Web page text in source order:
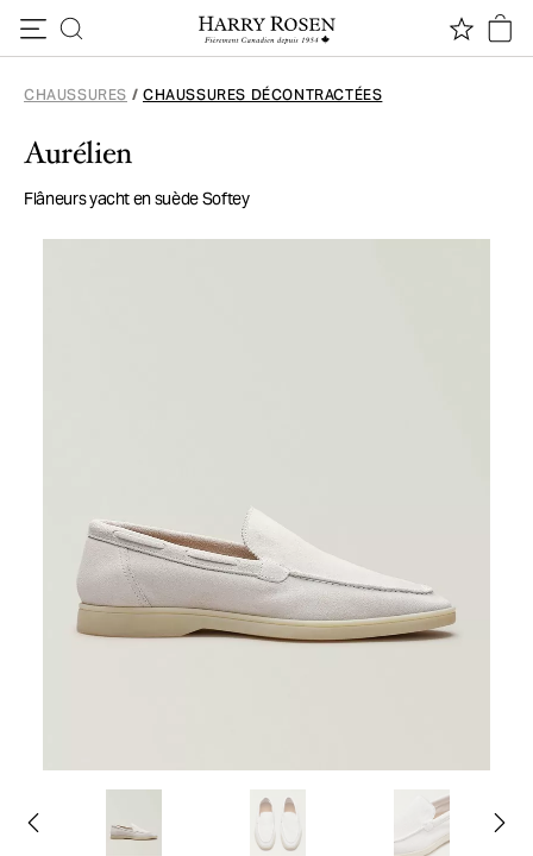
CHAUSSURES / CHAUSSURES DÉCONTRACTÉES
Aurélien
Flâneurs yacht en suède Softey